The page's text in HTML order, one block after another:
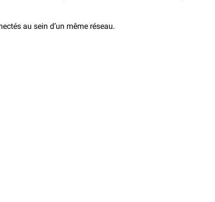
au sein d’un même réseau.